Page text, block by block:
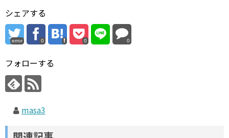
シェアする
error 0 0 0
フォローする
masa3